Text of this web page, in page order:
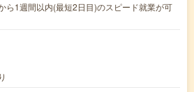
ら1週間以内(最短2日目)のスピード就業が可